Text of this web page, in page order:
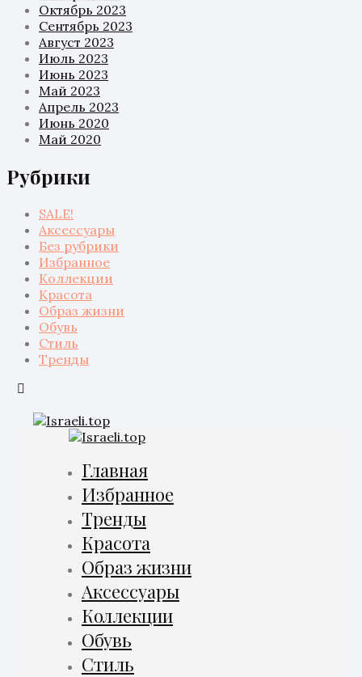
Октябрь 2023
Сентябрь 2023
Август 2023
Июль 2023
Июнь 2023
Май 2023
Апрель 2023
Июнь 2020
Май 2020
Рубрики
SALE!
Аксессуары
Без рубрики
Избранное
Коллекции
Красота
Образ жизни
Обувь
Стиль
Тренды
Главная
Избранное
Тренды
Красота
Образ жизни
Аксессуары
Коллекции
Обувь
Стиль